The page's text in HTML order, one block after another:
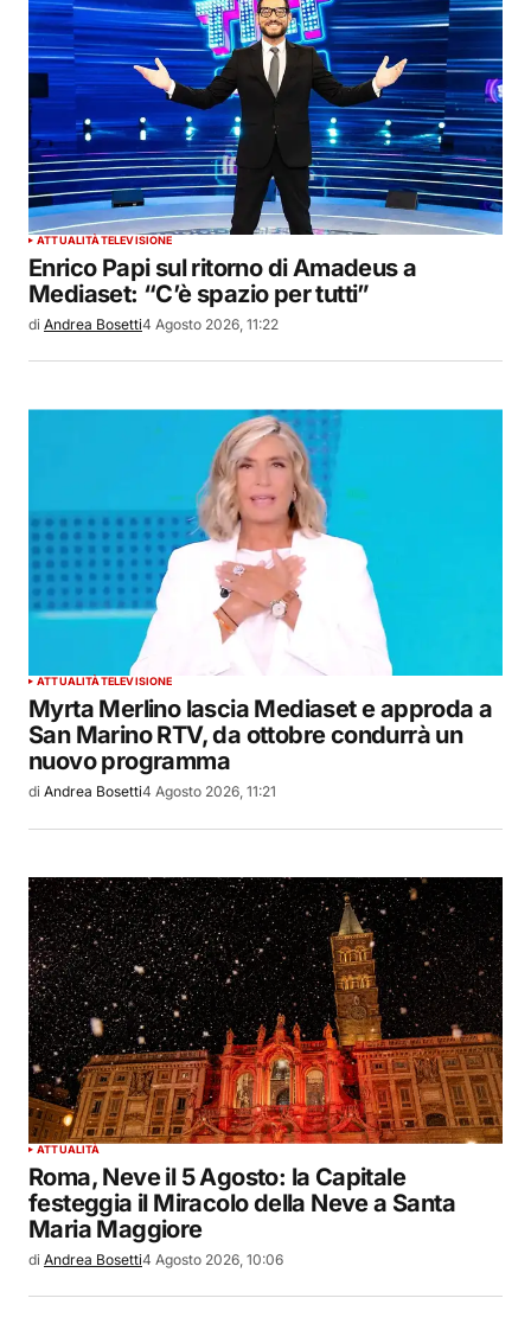
ATTUALITÀTELEVISIONE
Enrico Papi sul ritorno di Amadeus a
Mediaset: “C’è spazio per tutti”
di Andrea Bosetti4 Agosto 2026, 11:22
ATTUALITÀTELEVISIONE
Myrta Merlino lascia Mediaset e approda a
San Marino RTV, da ottobre condurrà un
nuovo programma
di Andrea Bosetti4 Agosto 2026, 11:21
ATTUALITÀ
Roma, Neve il 5 Agosto: la Capitale
festeggia il Miracolo della Neve a Santa
Maria Maggiore
di Andrea Bosetti4 Agosto 2026, 10:06